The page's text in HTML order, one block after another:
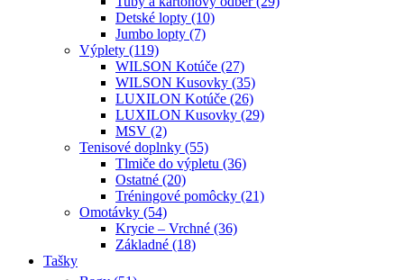
Detské lopty (10)
Jumbo lopty (7)
Výplety (119)
WILSON Kotúče (27)
WILSON Kusovky (35)
LUXILON Kotúče (26)
LUXILON Kusovky (29)
MSV (2)
Tenisové doplnky (55)
Tlmiče do výpletu (36)
Ostatné (20)
Tréningové pomôcky (21)
Omotávky (54)
Krycie – Vrchné (36)
Základné (18)
Tašky